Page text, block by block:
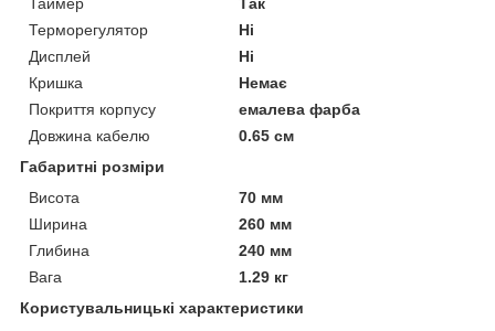
Терморегулятор
Ні
Дисплей
Ні
Кришка
Немає
Покриття корпусу
емалева фарба
Довжина кабелю
0.65 см
Габаритні розміри
Висота
70 мм
Ширина
260 мм
Глибина
240 мм
Вага
1.29 кг
Користувальницькі характеристики